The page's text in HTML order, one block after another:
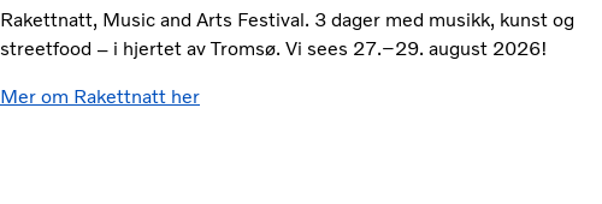
Rakettnatt, Music and Arts Festival. 3 dager med musikk, kunst og
streetfood – i hjertet av Tromsø. Vi sees 27.–29. august 2026!
Mer om Rakettnatt her